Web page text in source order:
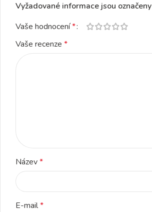
Vyžadované informace jsou označeny
Vaše hodnocení*
Vaše recenze *
Název*
E-mail*